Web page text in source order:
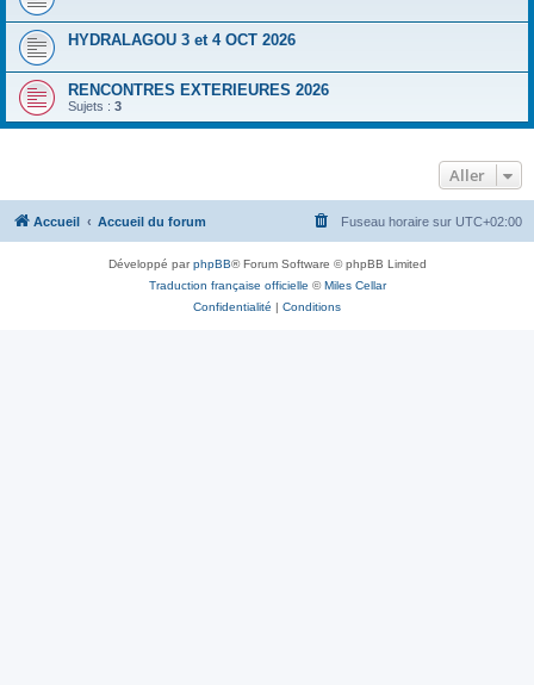
HYDRALAGOU 3 et 4 OCT 2026
RENCONTRES EXTERIEURES 2026
Sujets : 3
Aller
Accueil Accueil du forum Fuseau horaire sur UTC+02:00
Développé parphpBB® Forum Software © phpBB Limited
Traduction française officielle ©Miles Cellar
Confidentialité | Conditions